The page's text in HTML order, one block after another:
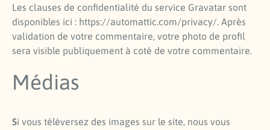
Les clauses de confidentialité du service Gravatar sont
disponibles ici : https://automattic.com/privacy/. Après
validation de votre commentaire, votre photo de profil
sera visible publiquement à coté de votre commentaire.
Médias
Si vous téléversez des images sur le site, nous vous